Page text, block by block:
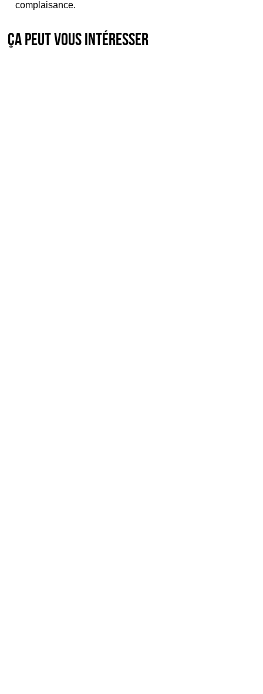
complaisance.
Ça peut vous intéresser